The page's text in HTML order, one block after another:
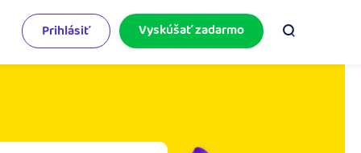
Prihlásiť Vyskúšať zadarmo